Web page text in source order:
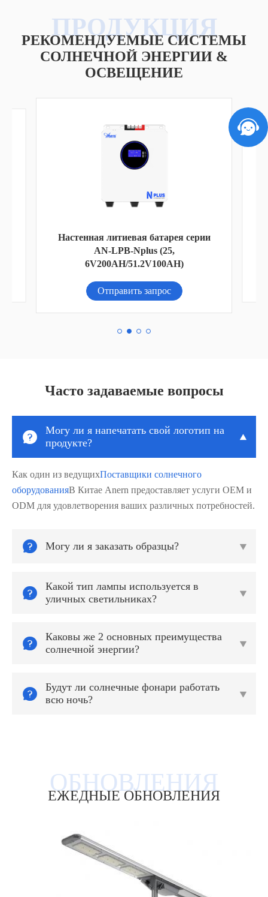
РЕКОМЕНДУЕМЫЕ СИСТЕМЫ
СОЛНЕЧНОЙ ЭНЕРГИИ &
ОСВЕЩЕНИЕ
Настенная литиевая батарея серии
AN-LPB-Nplus (25,
6V200AH/51.2V100AH)
Отправить запрос
Часто задаваемые вопросы

Могу ли я напечатать свой логотип на
продукте?

Как один из ведущихПоставщики солнечного
оборудованияВ Китае Anern предоставляет услуги OEM и
ODM для удовлетворения ваших различных потребностей.
 Могу ли я заказать образцы? 

Какой тип лампы используется в
уличных светильниках?


Каковы же 2 основных преимущества
солнечной энергии?


Будут ли солнечные фонари работать
всю ночь?

ЕЖЕДНЫЕ ОБНОВЛЕНИЯ